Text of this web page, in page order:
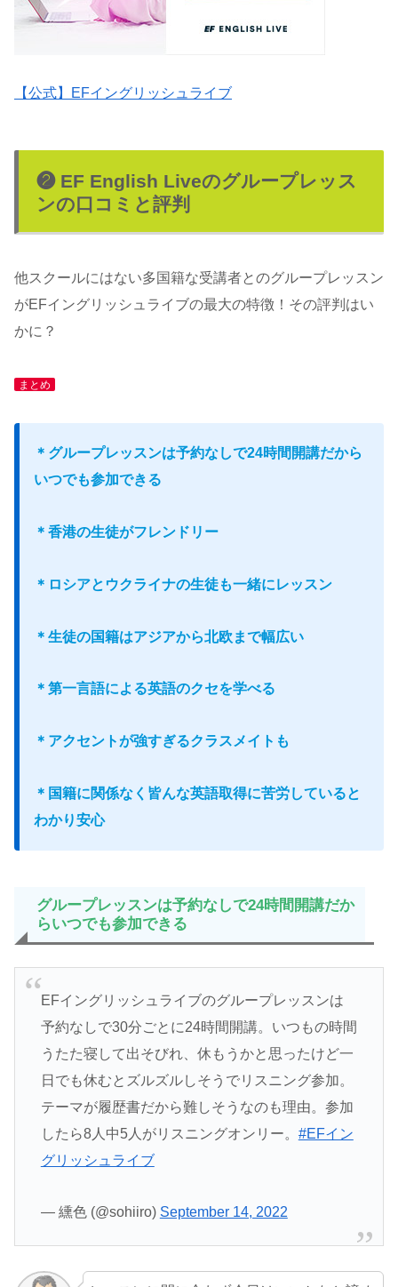
【公式】EFイングリッシュライブ
❷ EF English Liveのグループレッス
ンの口コミと評判
他スクールにはない多国籍な受講者とのグループレッスン
がEFイングリッシュライブの最大の特徴！その評判はい
かに？
まとめ
＊グループレッスンは予約なしで24時間開講だから
いつでも参加できる
＊香港の生徒がフレンドリー
＊ロシアとウクライナの生徒も一緒にレッスン
＊生徒の国籍はアジアから北欧まで幅広い
＊第一言語による英語のクセを学べる
＊アクセントが強すぎるクラスメイトも
＊国籍に関係なく皆んな英語取得に苦労していると
わかり安心
グループレッスンは予約なしで24時間開講だか
らいつでも参加できる
EFイングリッシュライブのグループレッスンは
予約なしで30分ごとに24時間開講。いつもの時間
うたた寝して出そびれ、休もうかと思ったけど一
日でも休むとズルズルしそうでリスニング参加。
テーマが履歴書だから難しそうなのも理由。参加
したら8人中5人がリスニングオンリー。 #EFイン
グリッシュライブ
— 纁色 (@sohiiro) September 14, 2022